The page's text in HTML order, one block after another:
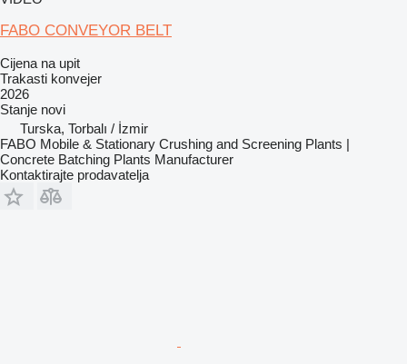
FABO CONVEYOR BELT
Cijena na upit
Trakasti konvejer
2026
Stanje novi
Turska, Torbalı / İzmir
FABO Mobile & Stationary Crushing and Screening Plants |
Concrete Batching Plants Manufacturer
Kontaktirajte prodavatelja